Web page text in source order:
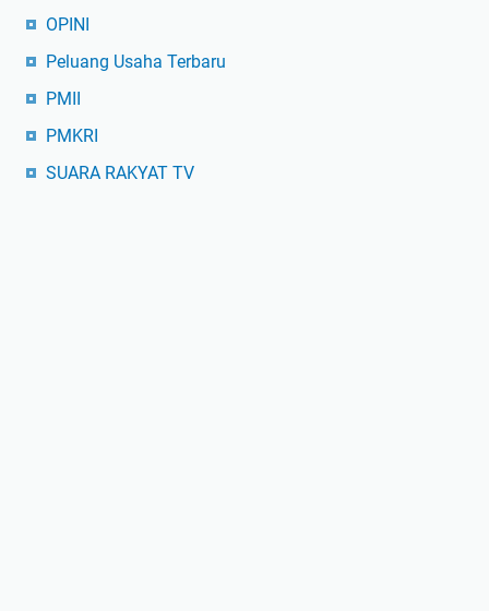
OPINI
Peluang Usaha Terbaru
PMII
PMKRI
SUARA RAKYAT TV